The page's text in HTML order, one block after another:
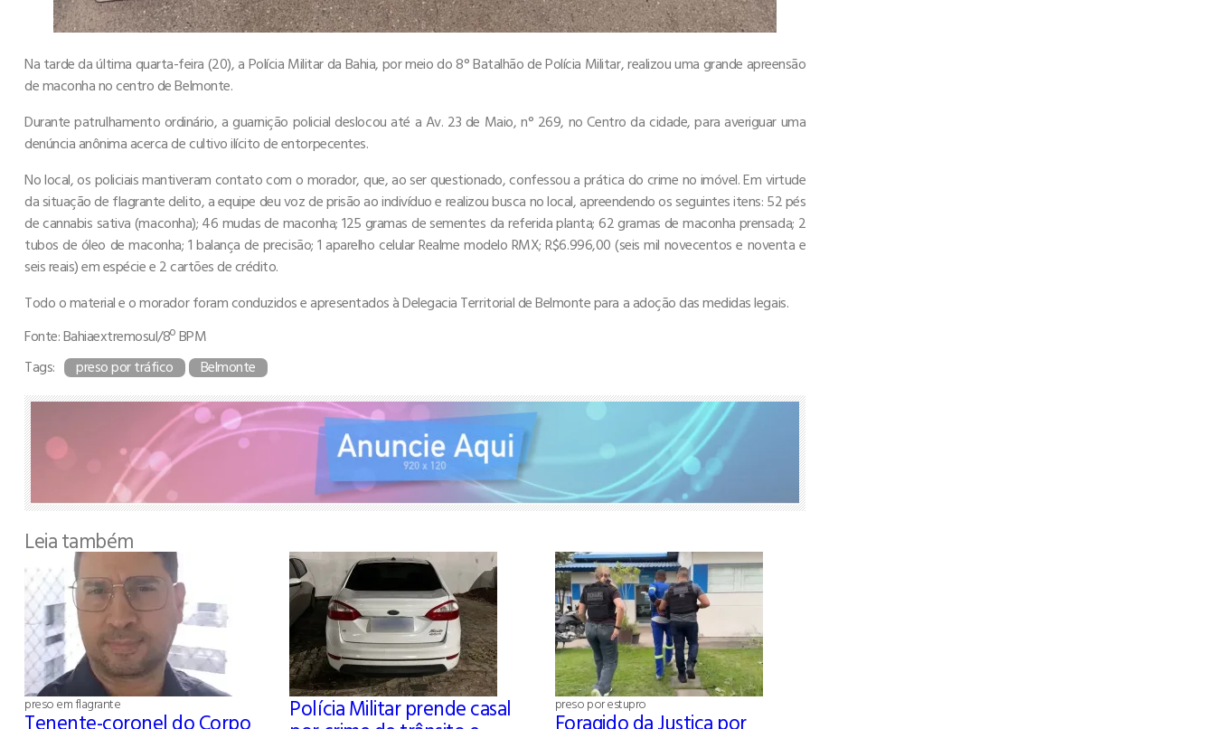
Na tarde da última quarta-feira (20), a Polícia Militar da Bahia, por meio do 8° Batalhão de Polícia Militar, realizou uma grande apreensão
de maconha no centro de Belmonte.
Durante patrulhamento ordinário, a guarnição policial deslocou até a Av. 23 de Maio, n° 269, no Centro da cidade, para averiguar uma
denúncia anônima acerca de cultivo ilícito de entorpecentes.
No local, os policiais mantiveram contato com o morador, que, ao ser questionado, confessou a prática do crime no imóvel. Em virtude
da situação de flagrante delito, a equipe deu voz de prisão ao indivíduo e realizou busca no local, apreendendo os seguintes itens: 52 pés
de cannabis sativa (maconha); 46 mudas de maconha; 125 gramas de sementes da referida planta; 62 gramas de maconha prensada; 2
tubos de óleo de maconha; 1 balança de precisão; 1 aparelho celular Realme modelo RMX; R$6.996,00 (seis mil novecentos e noventa e
seis reais) em espécie e 2 cartões de crédito.
Todo o material e o morador foram conduzidos e apresentados à Delegacia Territorial de Belmonte para a adoção das medidas legais.
Fonte: Bahiaextremosul/8º BPM
Tags:
preso por tráfico Belmonte
Leia também
preso em flagrante
Tenente-coronel do Corpo Polícia Militar prende casal preso por estupro
Foragido da Justiça por